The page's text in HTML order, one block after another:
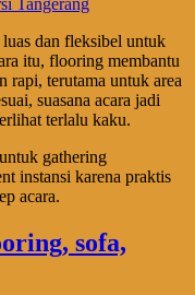
dan fleksibel untuk
itu, flooring membantu
rapi, terutama untuk area
suasana acara jadi
terlalu kaku.
gathering
instansi karena praktis
acara.